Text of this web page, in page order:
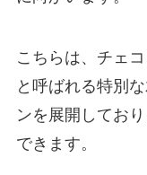
こちらは、チェ
と呼ばれる特別
ンを展開してお
できます。